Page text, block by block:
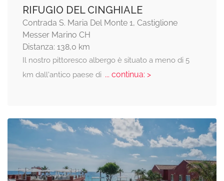
RIFUGIO DEL CINGHIALE
Contrada S. Maria Del Monte 1, Castiglione
Messer Marino CH
Distanza: 138,0 km
Il nostro pittoresco albergo è situato a meno di 5
km dall'antico paese di ... continua: >